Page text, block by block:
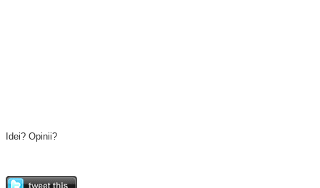
Idei? Opinii?